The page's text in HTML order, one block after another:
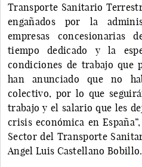
Transporte Sanitario
engañados por la
empresas concesionarias
tiempo dedicado y la
condiciones de trabajo que
han anunciado que no
colectivo, por lo que
trabajo y el salario que les
crisis económica en
Sector del Transporte
Angel Luis Castellano Bobillo.